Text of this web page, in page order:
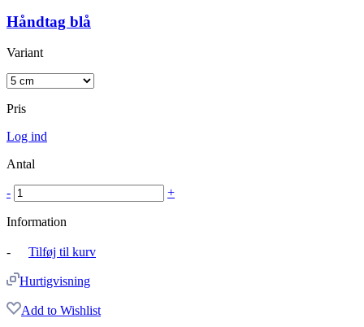
Håndtag blå
Variant
Pris
Log ind
Antal
- +
Information
- Tilføj til kurv
Hurtigvisning
Add to Wishlist